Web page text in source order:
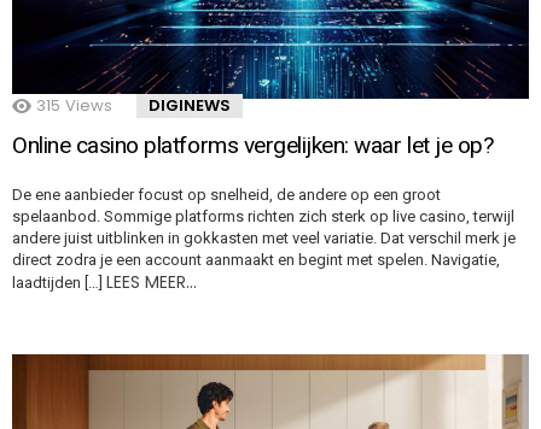
315 Views DIGINEWS
Online casino platforms vergelijken: waar let je op?
De ene aanbieder focust op snelheid, de andere op een groot
spelaanbod. Sommige platforms richten zich sterk op live casino, terwijl
andere juist uitblinken in gokkasten met veel variatie. Dat verschil merk je
direct zodra je een account aanmaakt en begint met spelen. Navigatie,
laadtijden […] LEES MEER…